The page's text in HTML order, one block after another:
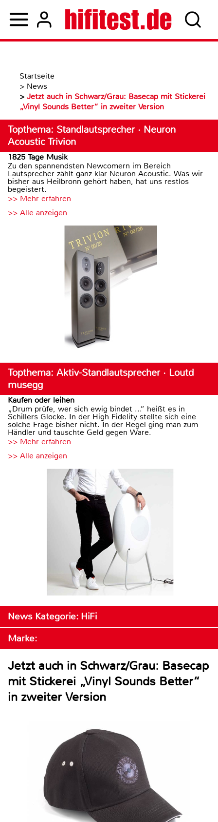
Startseite
> News
> Jetzt auch in Schwarz/Grau: Basecap mit Stickerei
„Vinyl Sounds Better“ in zweiter Version
Topthema: Standlautsprecher · Neuron
Acoustic Trivion
1825 Tage Musik
Zu den spannendsten Newcomern im Bereich
Lautsprecher zählt ganz klar Neuron Acoustic. Was wir
bisher aus Heilbronn gehört haben, hat uns restlos
begeistert.
>> Mehr erfahren
>> Alle anzeigen
Topthema: Aktiv-Standlautsprecher · Loutd
musegg
Kaufen oder leihen
„Drum prüfe, wer sich ewig bindet ...“ heißt es in
Schillers Glocke. In der High Fidelity stellte sich eine
solche Frage bisher nicht. In der Regel ging man zum
Händler und tauschte Geld gegen Ware.
>> Mehr erfahren
>> Alle anzeigen
News Kategorie: HiFi
Marke:
Jetzt auch in Schwarz/Grau: Basecap
mit Stickerei „Vinyl Sounds Better“
in zweiter Version